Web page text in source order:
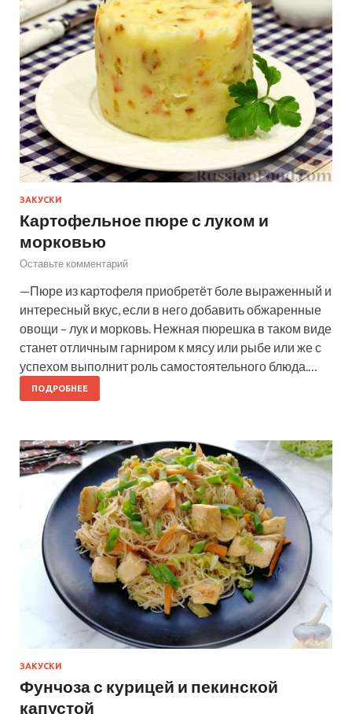
ЗАКУСКИ
Картофельное пюре с луком и
морковью
Оставьте комментарий
—Пюре из картофеля приобретёт боле выраженный и
интересный вкус, если в него добавить обжаренные
овощи – лук и морковь. Нежная пюрешка в таком виде
станет отличным гарниром к мясу или рыбе или же с
успехом выполнит роль самостоятельного блюда.…
ПОДРОБНЕЕ
ЗАКУСКИ
Фунчоза с курицей и пекинской
капустой